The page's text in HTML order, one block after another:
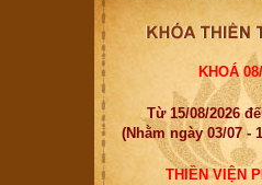
KHOÁ
Từ 15/08/2026
(Nhằm ngày 03/07 -
THIỀN VIỆN